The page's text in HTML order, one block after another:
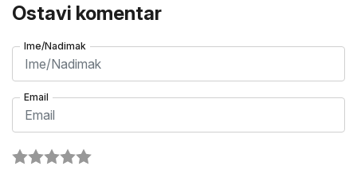
Ostavi komentar
Ime/Nadimak
Email